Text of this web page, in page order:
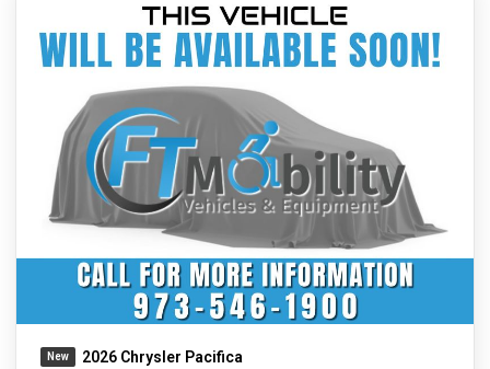
2026 Chrysler Pacifica